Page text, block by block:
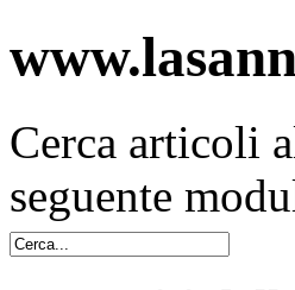
Cerca articoli
seguente